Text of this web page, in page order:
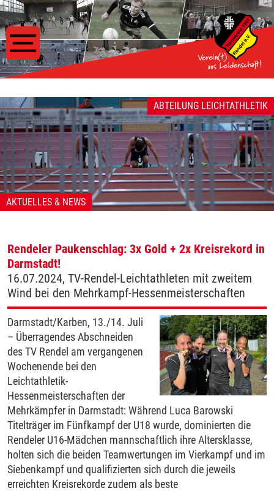
ABTEILUNG LEICHTATHLETIK
AKTUELLES & NEWS
Rendeler Paukenschlag: 3x Gold + 2x Kreisrekord in
Darmstadt!
16.07.2024, TV-Rendel-Leichtathleten mit zweitem
Wind bei den Mehrkampf-Hessenmeisterschaften
Darmstadt/Karben, 13./14. Juli
– Überragendes Abschneiden
des TV Rendel am vergangenen
Wochenende bei den
Leichtathletik-
Hessenmeisterschaften der
Mehrkämpfer in Darmstadt: Während Luca Barowski
Titelträger im Fünfkampf der U18 wurde, dominierten die
Rendeler U16-Mädchen mannschaftlich ihre Altersklasse,
holten sich die beiden Teamwertungen im Vierkampf und im
Siebenkampf und qualifizierten sich durch die jeweils
erreichten Kreisrekorde zudem als beste